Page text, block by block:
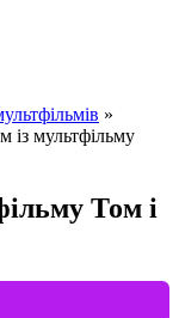
»
із мультфільму
Том і